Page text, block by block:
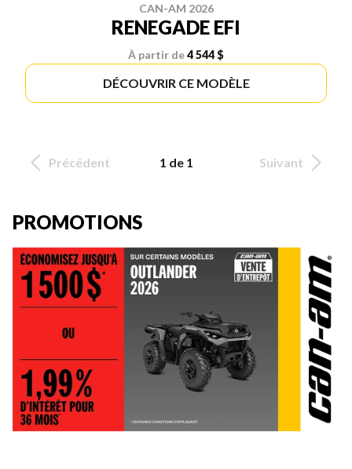
CAN-AM 2026
RENEGADE EFI
À partir de4 544 $
DÉCOUVRIR CE MODÈLE
Précédent 1 de 1 Suivant
PROMOTIONS